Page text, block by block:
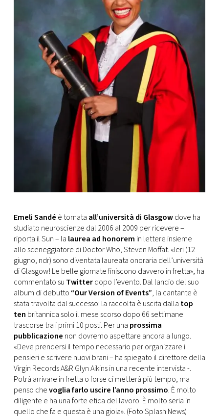
Emeli Sandé è tornata all’università di Glasgowdove ha
studiato neuroscienze dal 2006 al 2009 per ricevere –
riporta il Sun – la laurea ad honorem in lettere insieme
allo sceneggiatore di Doctor Who, Steven Moffat. «Ieri (12
giugno, ndr) sono diventata laureata onoraria dell’università
di Glasgow! Le belle giornate finiscono davvero in fretta», ha
commentato su Twitterdopo l’evento. Dal lancio del suo
album di debutto “Our Version of Events”, la cantante è
stata travolta dal successo: la raccolta è uscita dalla top
ten britannica solo il mese scorso dopo 66 settimane
trascorse tra i primi 10 posti. Per una prossima
pubblicazione non dovremo aspettare ancora a lungo.
«Deve prendersi il tempo necessario per organizzare i
pensieri e scrivere nuovi brani – ha spiegato il direttore della
Virgin Records A&R Glyn Aikins in una recente intervista -.
Potrà arrivare in fretta o forse ci metterà più tempo, ma
penso chevoglia farlo uscire l’anno prossimo. È molto
diligente e ha una forte etica del lavoro. È molto seria in
quello che fa e questa è una gioia». (Foto Splash News)